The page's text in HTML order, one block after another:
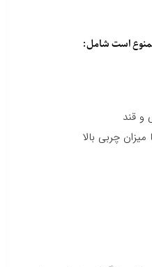
است شامل:
و قند
چربی بالا